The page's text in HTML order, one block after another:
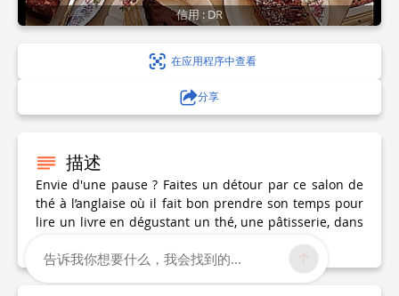
信用 : DR
在应用程序中查看
分享
描述
Envie d'une pause ? Faites un détour par ce salon de
thé à l’anglaise où il fait bon prendre son temps pour
lire un livre en dégustant un thé, une pâtisserie, dans
告诉我你想要什么，我会找到的...